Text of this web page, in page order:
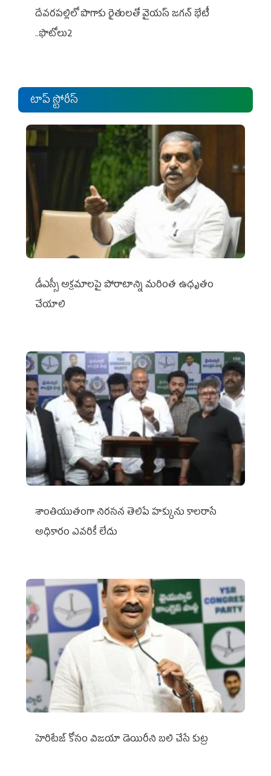
దేవరపల్లిలో పొగాకు రైతులతో వైయస్ జగన్ భేటీ
..ఫొటోలు2
టాప్ స్టోరీస్
డీఎస్సీ అక్రమాలపై పోరాటాన్ని మరింత ఉధృతం
చేయాలి
శాంతియుతంగా నిరసన తెలిపే హక్కును కాలరాసే
అధికారం ఎవరికీ లేదు
హెరిటేజ్ కోసం విజయా డెయిరీని బలి చేసే కుట్ర‌